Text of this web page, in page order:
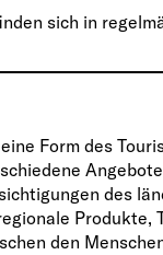
sich in
Form des
des
Produkte,
den